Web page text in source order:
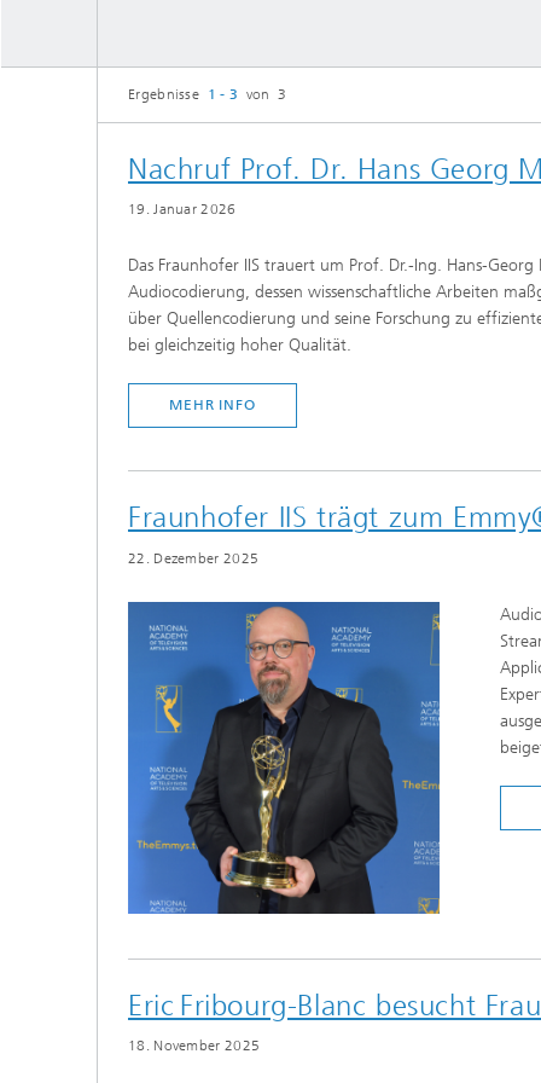
Ergebnisse 1 - 3 von 3
Nachruf Prof. Dr. Hans Georg
19. Januar 2026
Das Fraunhofer IIS trauert um Prof. Dr.-Ing.
Audiocodierung, dessen wissenschaftliche Arbeiten
über Quellencodierung und seine Forschung zu
bei gleichzeitig hoher Qualität.
MEHR INFO
Fraunhofer IIS trägt zum
22. Dezember 2025
Eric Fribourg-Blanc besucht
18. November 2025